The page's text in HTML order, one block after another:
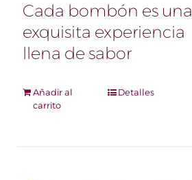
Cada bombón es una
exquisita experiencia
llena de sabor
Añadir al
carrito
Detalles